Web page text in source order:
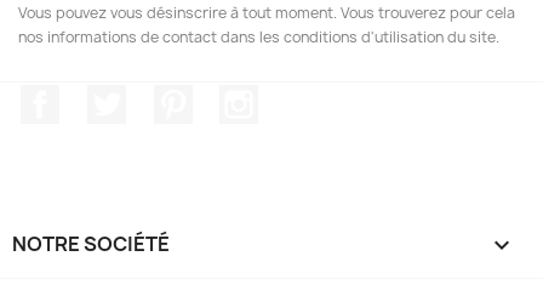
Vous pouvez vous désinscrire à tout moment. Vous trouverez pour cela
nos informations de contact dans les conditions d'utilisation du site.
NOTRE SOCIÉTÉ 